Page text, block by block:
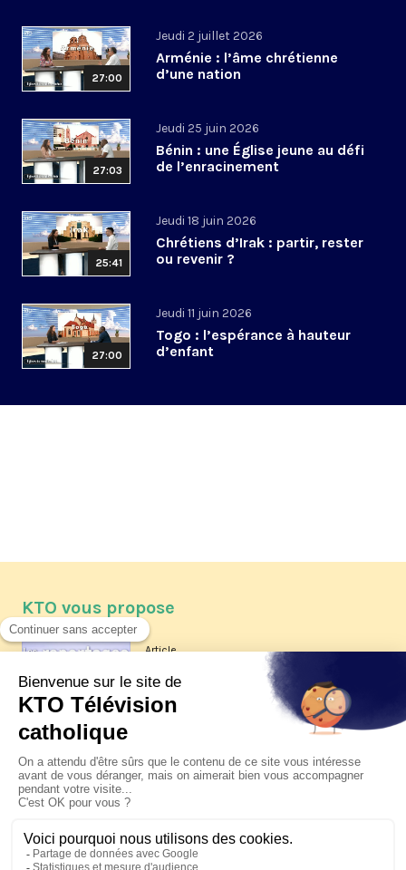
27:00
Jeudi 2 juillet 2026
Arménie : l’âme chrétienne
d’une nation
27:03
Jeudi 25 juin 2026
Bénin : une Église jeune au défi
de l’enracinement
25:41
Jeudi 18 juin 2026
Chrétiens d’Irak : partir, rester
ou revenir ?
27:00
Jeudi 11 juin 2026
Togo : l’espérance à hauteur
d’enfant
KTO vous propose
Article
Les reportages d'été 2026 de KTO
La visite pastorale du pape Léon
XIV à Assise à suivre sur KTO le
jeudi 6 août
Le pape en Uruguay, Argentine et
Pérou du 6 au 17 novembre 2026